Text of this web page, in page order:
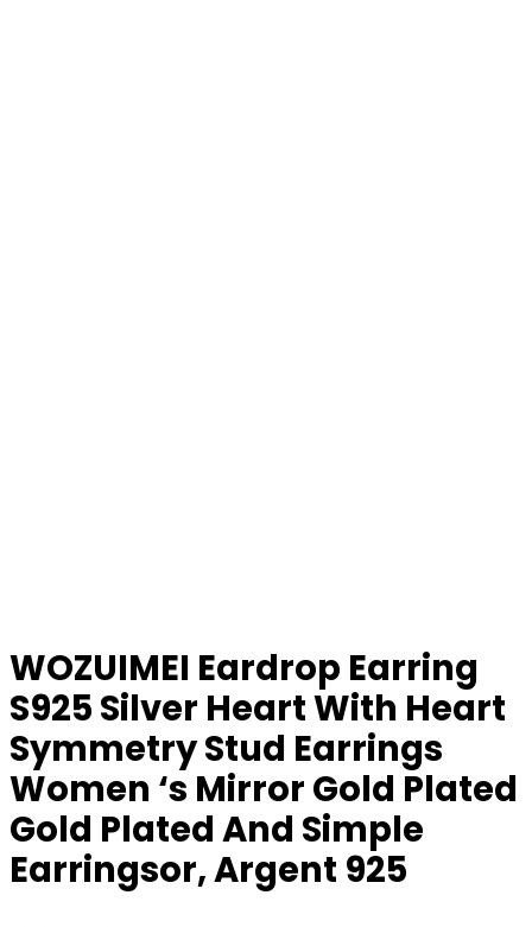
WOZUIMEI Eardrop Earring
S925 Silver Heart With Heart
Symmetry Stud Earrings
Women ‘s Mirror Gold Plated
Gold Plated And Simple
Earringsor, Argent 925